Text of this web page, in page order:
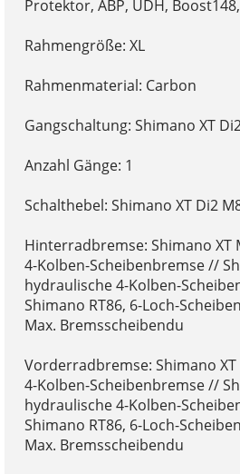
Protektor, ABP, UDH,
Rahmengröße: XL
Rahmenmaterial: Carbon
Gangschaltung: Shimano XT
Anzahl Gänge: 1
Schalthebel: Shimano XT Di2
Hinterradbremse: Shimano XT
4-Kolben-Scheibenbremse //
hydraulische 4-Kolben-
Shimano RT86, 6-Loch-
Max. Bremsscheibendu
Vorderradbremse: Shimano
4-Kolben-Scheibenbremse //
hydraulische 4-Kolben-
Shimano RT86, 6-Loch-
Max. Bremsscheibendu